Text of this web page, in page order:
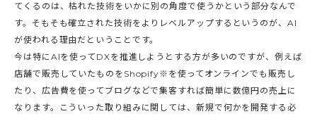
てくるのは、枯れた技術をいかに別の角度で使うかという部分なんで
す。そもそも確立された技術をよりレベルアップするというのが、AI
が使われる理由だということです。
今は特にAIを使ってDXを推進しようとする方が多いのですが、例えば
店舗で販売していたものをShopify※を使ってオンラインでも販売し
たり、広告費を使ってブログなどで集客すれば簡単に数億円の売上に
なります。こういった取り組みに関しては、新規で何かを開発する必